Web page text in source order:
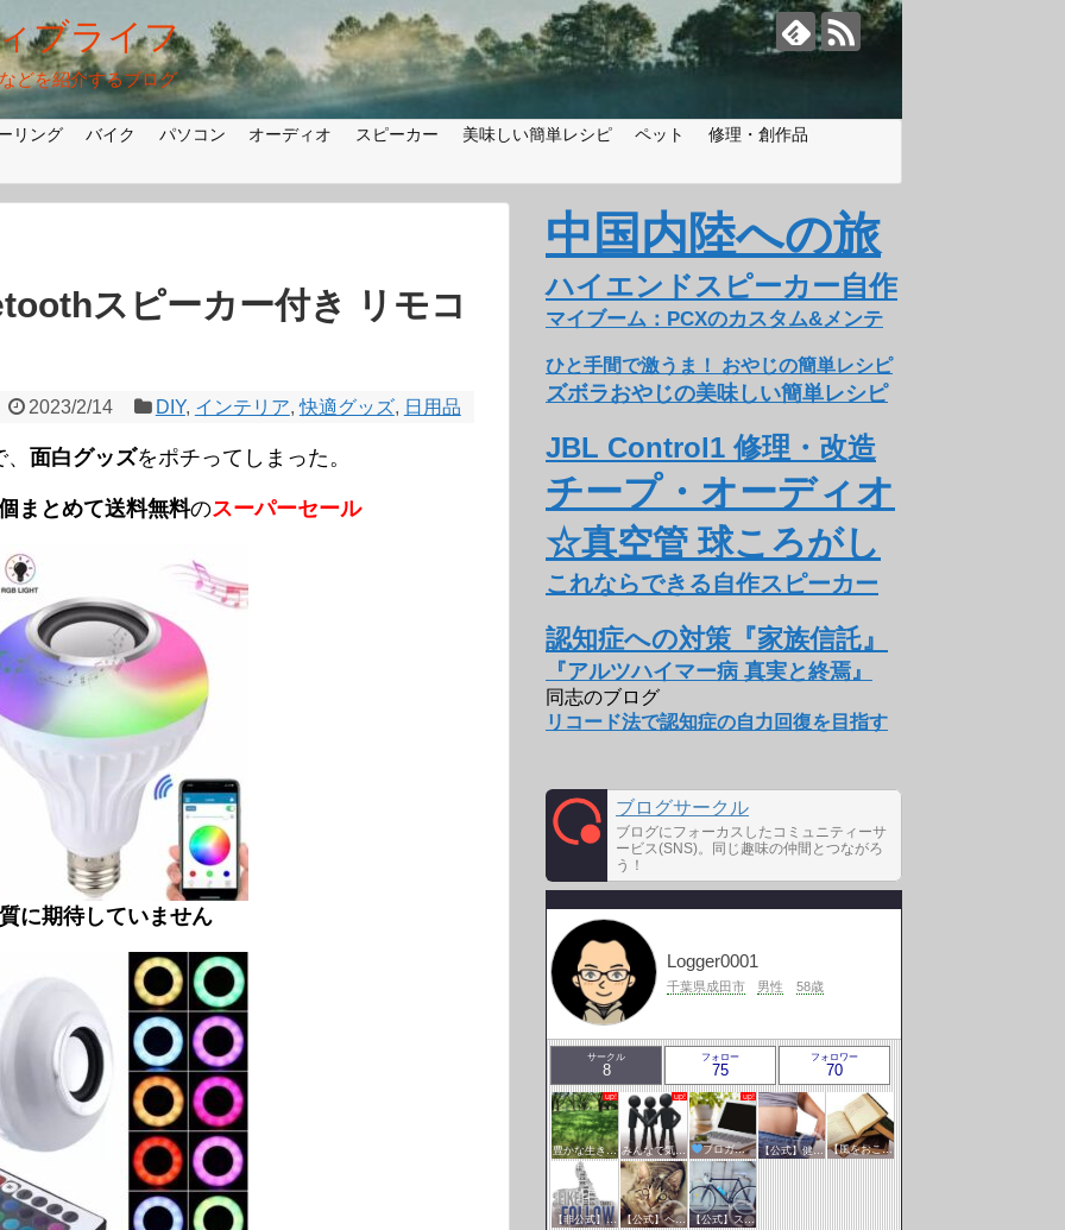
ブライフ
どを紹介するブログ
リング バイク パソコン オーディオ スピーカー 美味しい簡単レシピ ペット 修理・創作品
スピーカー付き リモコ
2023/2/14 DIY, インテリア,快適グッズ, 日用品
面白グッズをポチってしまった。
まとめて送料無料のスーパーセール
に期待していません
中国内陸への旅
ハイエンドスピーカー自作
マイブーム：PCXのカスタム&メンテ
ひと手間で激うま！ おやじの簡単レシピ
ズボラおやじの美味しい簡単レシピ
JBL Control1 修理・改造
チープ・オーディオ
☆真空管 球ころがし
これならできる自作スピーカー
認知症への対策『家族信託』
『アルツハイマー病 真実と終焉』
同志のブログ
リコード法で認知症の自力回復を目指す
ブログサークル
ブログにフォーカスしたコミュニティーサ
ービス(SNS)。同じ趣味の仲間とつながろ
う！
Logger0001
千葉県成田市 男性 58歳
サークル
8
フォロー
75
フォロワー
70
豊かな生き方サークル みんなで気軽にアクセスアップ ブロガー応援&更新報告♪ 【公式】健康・医療サークル 【風をおこそう☆彡】アクセスアップ研究会♪♪
【非公式】相互フォローサークル 【公式】ペットサークル 【公式】スポーツ・アウトドアサークル